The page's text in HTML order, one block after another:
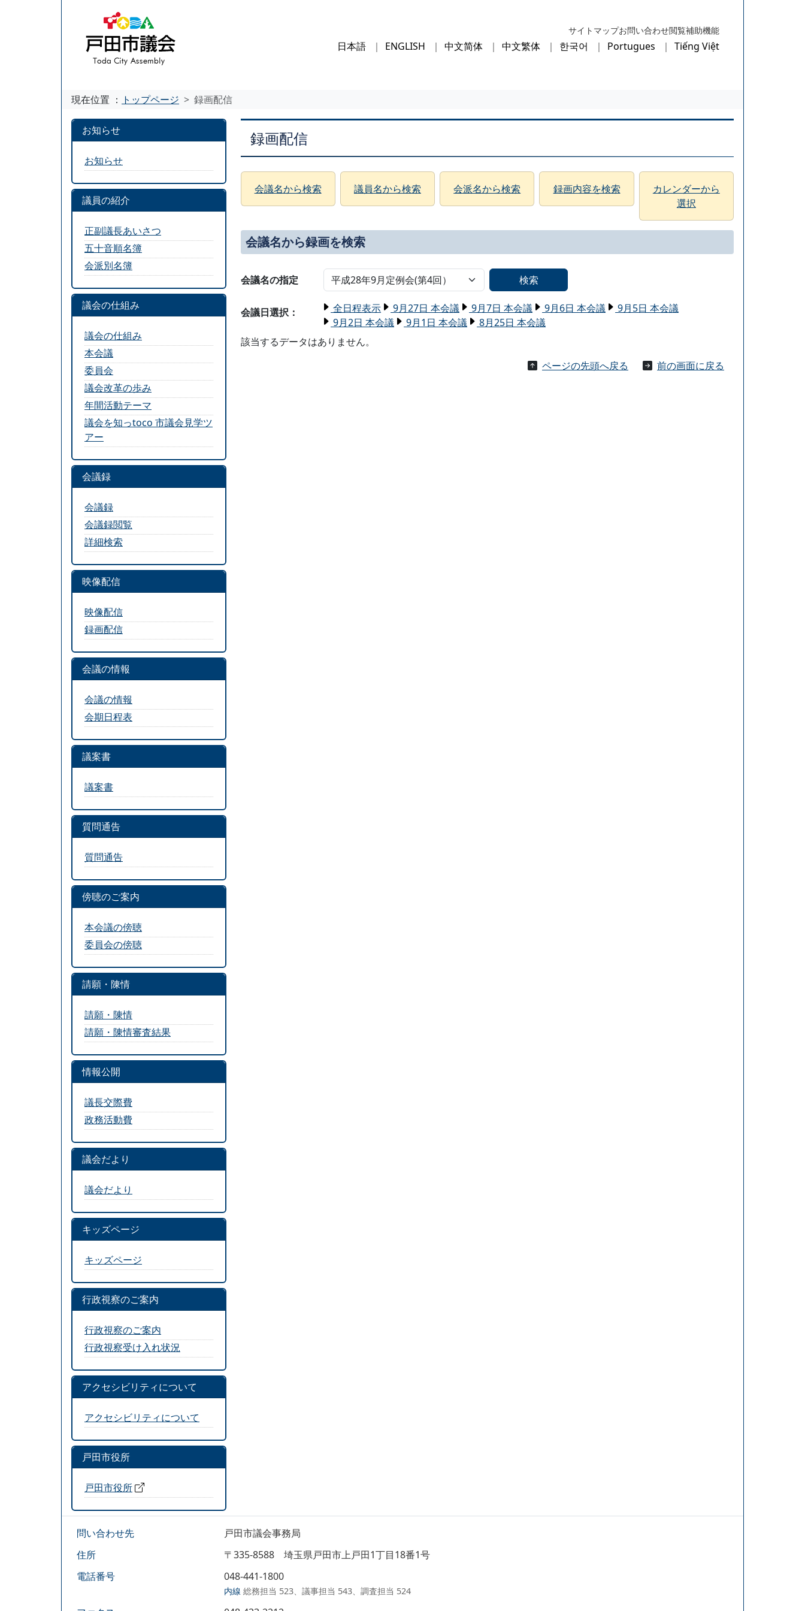
サイトマップお問い合わせ閲覧補助機能
日本語 ENGLISH 中文简体 中文繁体 한국어 Portugues Tiếng Việt
現在位置 ： トップページ 録画配信
録画配信
会議名から検索 議員名から検索 会派名から検索 録画内容を検索
カレンダーから
選択
会議名から録画を検索
会議名の指定 検索
会議日選択： 全日程表示 9月27日 本会議 9月7日 本会議 9月6日 本会議
9月5日 本会議
9月2日 本会議
9月1日 本会議
8月25日 本会議
該当するデータはありません。
ページの先頭へ戻る
前の画面に戻る
お知らせ
お知らせ
議員の紹介
正副議長あいさつ
五十音順名簿
会派別名簿
議会の仕組み
議会の仕組み
本会議
委員会
議会改革の歩み
年間活動テーマ
議会を知っtoco 市議会見学ツ
アー
会議録
会議録
会議録閲覧
詳細検索
映像配信
映像配信
録画配信
会議の情報
会議の情報
会期日程表
議案書
議案書
質問通告
質問通告
傍聴のご案内
本会議の傍聴
委員会の傍聴
請願・陳情
請願・陳情
請願・陳情審査結果
情報公開
議長交際費
政務活動費
議会だより
議会だより
キッズページ
キッズページ
行政視察のご案内
行政視察のご案内
行政視察受け入れ状況
アクセシビリティについて
アクセシビリティについて
戸田市役所
戸田市役所
問い合わせ先
戸田市議会事務局
住所
〒335-8588 埼玉県戸田市上戸田1丁目18番1号
電話番号
048-441-1800
内線 総務担当 523、議事担当 543、調査担当 524